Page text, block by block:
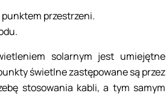
przestrzeni.
solarnym jest umiejętne
świetlne zastępowane są przez
stosowania kabli, a tym samym